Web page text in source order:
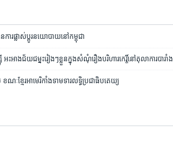
ការ​ផ្លាស់​ប្តូរ​នយោបាយ​នៅ​កម្ពុជា
ង​ជ័យជម្នះ​រៀងៗខ្លួន​ក្នុង​សំណុំ​រឿង​បរិហារកេរ្តិ៍​នៅតុលាការ​បារាំង
ខ្មែរ​អាមេរិកាំង​ទាមទារ​លទ្ធិប្រជាធិបតេយ្យ​